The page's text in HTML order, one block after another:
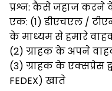
प्रश्न: कैसे जहाज करने
एक: (1) डीएचएल /
के माध्यम से हमारे वाहक
(2) ग्राहक के अपने वाहक
(3) ग्राहक के एक्सप्रेस
FEDEX) खाते